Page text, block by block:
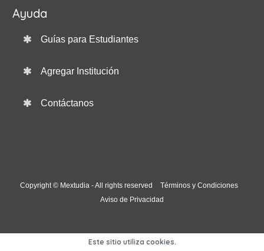
Ayuda
Guías para Estudiantes
Agregar Institución
Contáctanos
Copyright © Mextudia - All rights reserved
Términos y Condiciones
Aviso de Privacidad
Este sitio utiliza cookies.